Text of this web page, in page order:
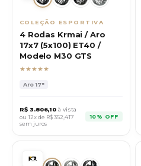
COLEÇÃO ESPORTIVA
4 Rodas Krmai / Aro
17x7 (5x100) ET40 /
Modelo M30 GTS
★★★★★
Aro17"
R$ 3.806,10 à vista
ou 12x de R$352,417
sem juros
10% OFF